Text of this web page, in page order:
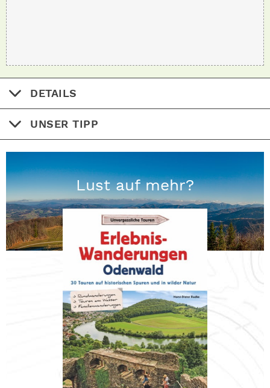
DETAILS
UNSER TIPP
Lust auf mehr?